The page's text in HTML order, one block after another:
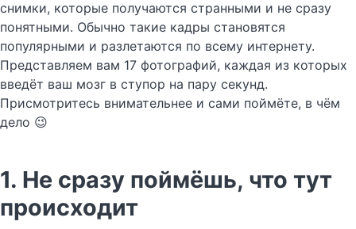
снимки, которые получаются странными и не сразу
понятными. Обычно такие кадры становятся
популярными и разлетаются по всему интернету.
Представляем вам 17 фотографий, каждая из которых
введёт ваш мозг в ступор на пару секунд.
Присмотритесь внимательнее и сами поймёте, в чём
дело 😉
1. Не сразу поймёшь, что тут
происходит